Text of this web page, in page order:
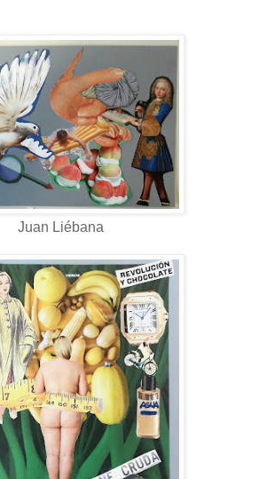
Juan Liébana